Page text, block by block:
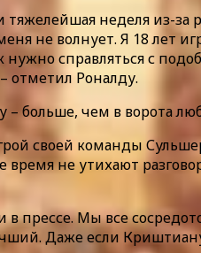
неделя из-за
не волнует. Я 18
нужно справляться с
отметил Роналду.
– больше, чем в ворота
своей команды
не утихают
в прессе. Мы все
Даже если